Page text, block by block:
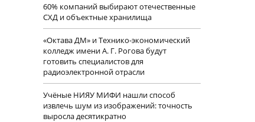
60% компаний выбирают отечественные
СХД и объектные хранилища
«Октава ДМ» и Технико-экономический
колледж имени А. Г. Рогова будут
готовить специалистов для
радиоэлектронной отрасли
Учëные НИЯУ МИФИ нашли способ
извлечь шум из изображений: точность
выросла десятикратно